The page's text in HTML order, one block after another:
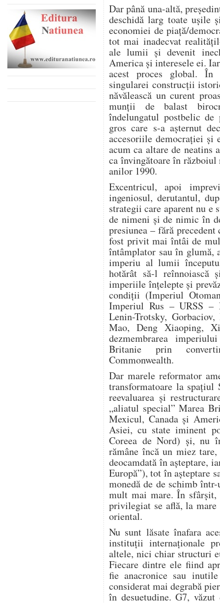
Dar până una-altă,
deschidă larg toate ușile
economiei de piață/
tot mai inadecvat
ale lumii și devenit
America și interesele ei.
acest proces global. În
singularei construcții
năvălească un curent
munții de balast
îndelungatul postbelic
gros care s-a așternut
accesoriile democrației și
acum ca altare de
ca învingătoare în
anilor 1990.
Excentricul, apoi
ingeniosul, derutantul,
strategii care aparent nu e
de nimeni și de nimic în
presiunea – fără precedent
fost privit mai întâi de
întâmplator sau în
imperiu al lumii
hotărât să-l reînnoiască
imperiile înțelepte și
condiții (Imperiul
Imperiul Rus – URSS –
Lenin-Trotsky,
Mao, Deng Xiaoping,
dezmembrarea
Britanie prin
Commonwealth.
Dar marele reformator
transformatoare la
reevaluarea și
„aliatul special” Marea
Mexicul, Canada și
Asiei, cu state iminent
Coreea de Nord) și, nu
rămâne încă un miez
deocamdată în așteptare,
Europă”), tot în așteptare
monedă de de schimb
mult mai mare. În sfârșit,
privilegiat se află, la
oriental.
Nu sunt lăsate înafara
instituții internaționale
altele, nici chiar structuri
Fiecare dintre ele fiind
fie anacronice sau
considerat mai degrabă
în desuetudine. G7,